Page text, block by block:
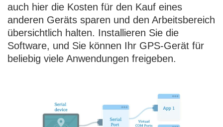
auch hier die Kosten für den Kauf eines
anderen Geräts sparen und den Arbeitsbereich
übersichtlich halten. Installieren Sie die
Software, und Sie können Ihr GPS-Gerät für
beliebig viele Anwendungen freigeben.